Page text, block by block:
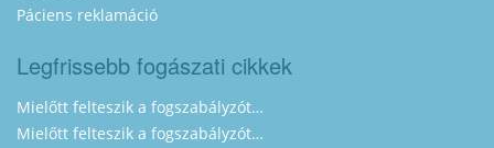
Páciens reklamáció
Legfrissebb fogászati cikkek
Mielőtt felteszik a fogszabályzót…
Mielőtt felteszik a fogszabályzót…